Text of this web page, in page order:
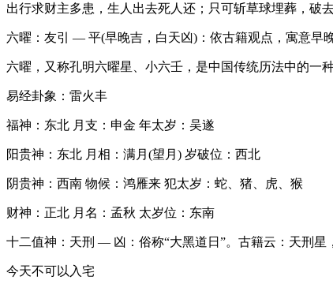
出行求财主多患，生人出去死人还；只可斩草球埋葬，破
六曜：友引 — 平(早晚吉，白天凶)：依古籍观点，寓意早
六曜，又称孔明六曜星、小六壬，是中国传统历法中的一
易经卦象：雷火丰
福神：东北 月支：申金 年太岁：吴遂
阳贵神：东北 月相：满月(望月) 岁破位：西北
阴贵神：西南 物候：鸿雁来 犯太岁：蛇、猪、虎、猴
财神：正北 月名：孟秋 太岁位：东南
十二值神：天刑 — 凶：俗称“大黑道日”。古籍云：天刑星
今天不可以入宅